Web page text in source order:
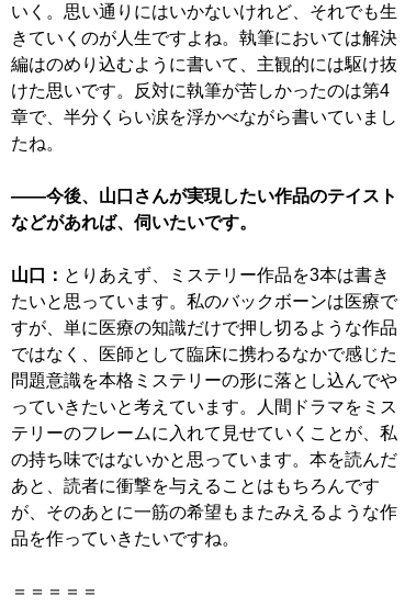
いく。思い通りにはいかないけれど、それでも生
きていくのが人生ですよね。執筆においては解決
編はのめり込むように書いて、主観的には駆け抜
けた思いです。反対に執筆が苦しかったのは第4
章で、半分くらい涙を浮かべながら書いていまし
たね。
――今後、山口さんが実現したい作品のテイスト
などがあれば、伺いたいです。
山口： とりあえず、ミステリー作品を3本は書き
たいと思っています。私のバックボーンは医療で
すが、単に医療の知識だけで押し切るような作品
ではなく、医師として臨床に携わるなかで感じた
問題意識を本格ミステリーの形に落とし込んでや
っていきたいと考えています。人間ドラマをミス
テリーのフレームに入れて見せていくことが、私
の持ち味ではないかと思っています。本を読んだ
あと、読者に衝撃を与えることはもちろんです
が、そのあとに一筋の希望もまたみえるような作
品を作っていきたいですね。
＝＝＝＝＝